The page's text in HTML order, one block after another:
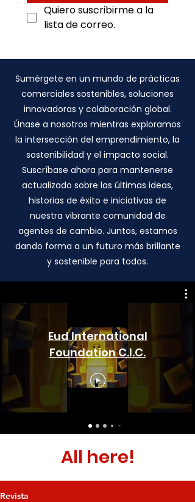
Quiero suscribirme a la
lista de correo.
Sumérgete en un mundo de prácticas
comerciales sostenibles, soluciones
innovadoras y colaboración global.
Únase a nosotros mientras exploramos
la intersección del emprendimiento, la
sostenibilidad y el impacto social.
Suscríbase ahora para mantenerse
actualizado sobre las últimas ideas,
historias de éxito e iniciativas de
nuestra vibrante comunidad de
agentes de cambio. Juntos, estamos
dando forma a un futuro más brillante
y sostenible para todos.
Eud International
Foundation C.I.C.
All here!
Revista